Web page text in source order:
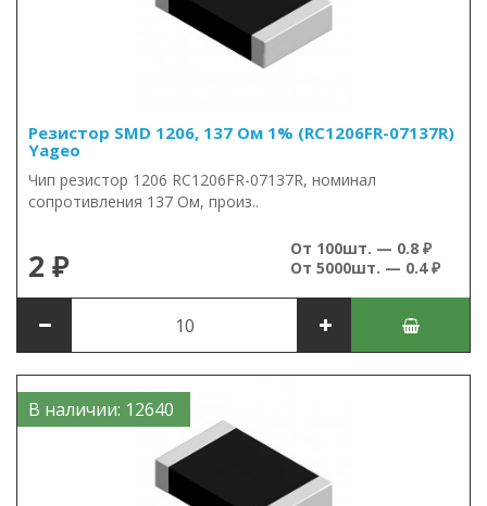
Резистор SMD 1206, 137 Ом 1% (RC1206FR-07137R)
Yageo
Чип резистор 1206 RC1206FR-07137R, номинал
сопротивления 137 Ом, произ..
2 ₽
От 100шт. — 0.8 ₽
От 5000шт. — 0.4 ₽
В наличии: 12640